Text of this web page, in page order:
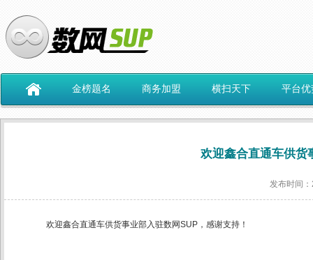
金榜题名 商务加盟 横扫天下 平台优
欢迎鑫合直通车供货
发布时间
欢迎鑫合直通车供货事业部入驻数网SUP，感谢支持！